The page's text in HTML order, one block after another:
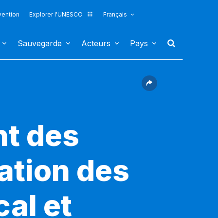
Explorer l'UNESCO
Français
Sauvegarde Acteurs Pays
des
des
et